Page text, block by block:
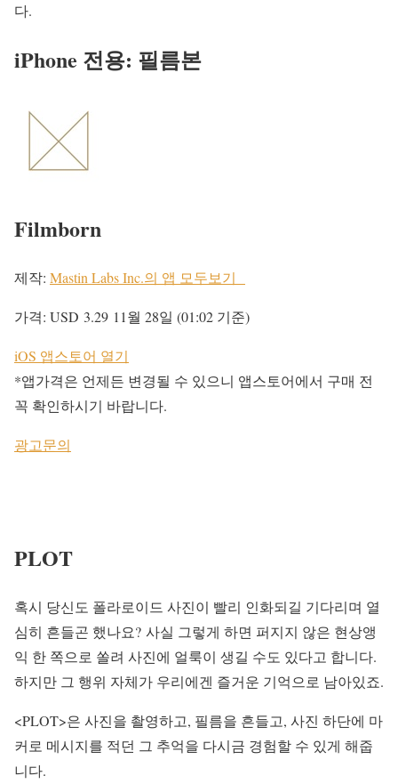
다.
iPhone 전용: 필름본
Filmborn
제작: Mastin Labs Inc.의 앱 모두보기
가격: USD 3.29 11월 28일 (01:02 기준)
iOS 앱스토어 열기
*앱가격은 언제든 변경될 수 있으니 앱스토어에서 구매 전
꼭 확인하시기 바랍니다.
광고문의
PLOT
혹시 당신도 폴라로이드 사진이 빨리 인화되길 기다리며 열
심히 흔들곤 했나요? 사실 그렇게 하면 퍼지지 않은 현상앵
익 한 쪽으로 쏠려 사진에 얼룩이 생길 수도 있다고 합니다.
하지만 그 행위 자체가 우리에겐 즐거운 기억으로 남아있죠.
<PLOT>은 사진을 촬영하고, 필름을 흔들고, 사진 하단에 마
커로 메시지를 적던 그 추억을 다시금 경험할 수 있게 해줍
니다.